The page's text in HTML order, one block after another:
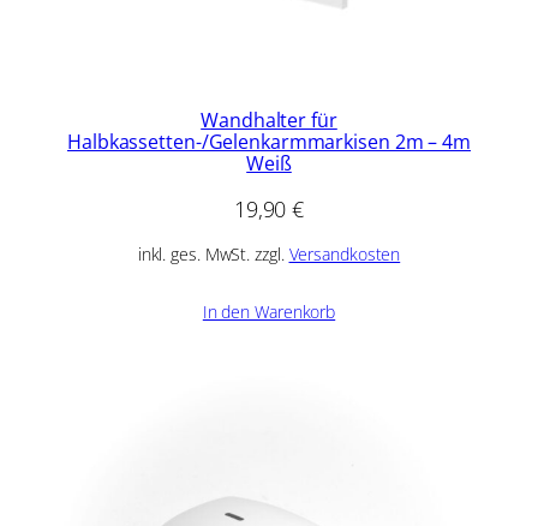
Wandhalter für
Halbkassetten-/Gelenkarmmarkisen 2m – 4m
Weiß
19,90€
inkl. ges. MwSt. zzgl. Versandkosten
In den Warenkorb